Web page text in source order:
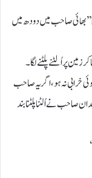
بھائی صاحب میں دودھ میں
پر اُلٹنے پلٹنے لگا۔
خرابی نہ ہو، اگر یہ صاحب
صاحب نے اُلٹنا پلٹنا بند